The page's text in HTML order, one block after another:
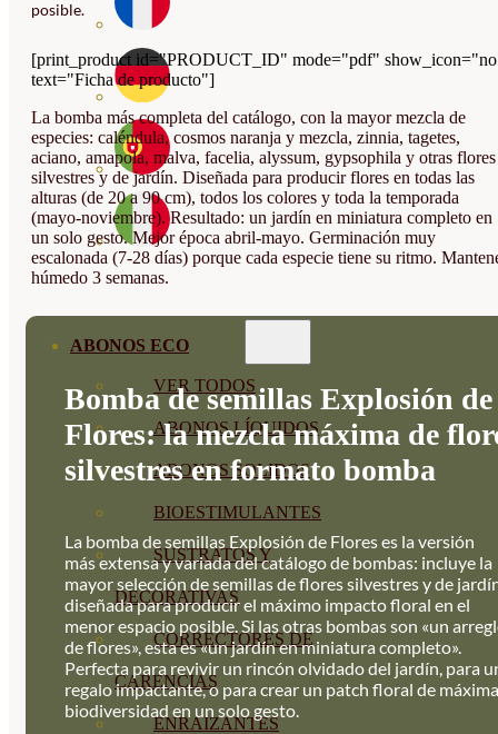
ABONOS ECO
VER TODOS
ABONOS LÍQUIDOS
ABONOS SOLIDOS
BIOESTIMULANTES
SUSTRATOS Y
DECORATIVAS
CORRECTORES DE
CARENCIAS
ENRAIZANTES
posible.
[print_product id="PRODUCT_ID" mode="pdf"
text="Ficha de producto"]
La bomba más completa del catálogo, con la mayor mezcla de
especies: caléndula, cosmos naranja y mezcla, zinnia, tagetes,
aciano, amapola, malva, facelia, alyssum, gypsophila y otras flores
silvestres y de jardín. Diseñada para producir flores en todas las
alturas (de 20 a 90 cm), todos los colores y toda la temporada
(mayo-noviembre). Resultado: un jardín en miniatura completo en
un solo gesto. Mejor época abril-mayo. Germinación muy
escalonada (7-28 días) porque cada especie tiene su ritmo.
húmedo 3 semanas.
Bomba de semillas Explosión de
Flores: la mezcla máxima de
silvestres en formato bomba
La bomba de semillas Explosión de Flores es la versión
más extensa y variada del catálogo de bombas: incluye la
mayor selección de semillas de flores silvestres y de
diseñada para producir el máximo impacto floral en el
menor espacio posible. Si las otras bombas son «un
de flores», esta es «un jardín en miniatura completo».
Perfecta para revivir un rincón olvidado del jardín, para
regalo impactante, o para crear un patch floral de máxima
biodiversidad en un solo gesto.